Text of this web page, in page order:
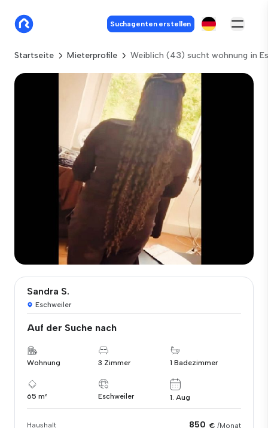
Suchagenten erstellen
Startseite Mieterprofile Weiblich (43) sucht wohnung in
Sandra S.
Eschweiler
Auf der Suche nach
Wohnung 3 Zimmer 1 Badezimmer
65 m² Eschweiler 1. Aug
Haushalt 850 € /Monat